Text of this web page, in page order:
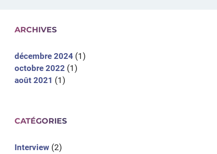
ARCHIVES
décembre 2024 (1)
octobre 2022 (1)
août 2021 (1)
CATÉGORIES
Interview (2)